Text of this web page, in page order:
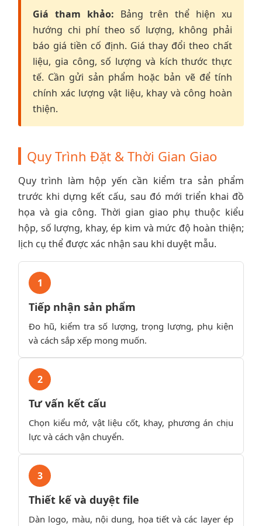
Giá tham khảo: Bảng trên thể hiện xu
hướng chi phí theo số lượng, không phải
báo giá tiền cố định. Giá thay đổi theo chất
liệu, gia công, số lượng và kích thước thực
tế. Cần gửi sản phẩm hoặc bản vẽ để tính
chính xác lượng vật liệu, khay và công hoàn
thiện.
Quy Trình Đặt & Thời Gian Giao
Quy trình làm hộp yến cần kiểm tra sản phẩm
trước khi dựng kết cấu, sau đó mới triển khai đồ
họa và gia công. Thời gian giao phụ thuộc kiểu
hộp, số lượng, khay, ép kim và mức độ hoàn thiện;
lịch cụ thể được xác nhận sau khi duyệt mẫu.
1
Tiếp nhận sản phẩm
Đo hũ, kiểm tra số lượng, trọng lượng, phụ kiện
và cách sắp xếp mong muốn.
2
Tư vấn kết cấu
Chọn kiểu mở, vật liệu cốt, khay, phương án chịu
lực và cách vận chuyển.
3
Thiết kế và duyệt file
Dàn logo, màu, nội dung, họa tiết và các layer ép